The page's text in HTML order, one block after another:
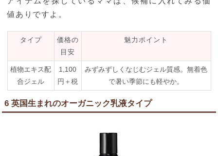
値ありですよ。
タイプ
価格の
目安
魅力ポイント
植物エキス配
合ジェル
1,100
円＋税
みずみずしくなじむジェル質感。無着色
で暑い季節にも軽やか。
6 英国生まれのオーガニック乳液タイプ